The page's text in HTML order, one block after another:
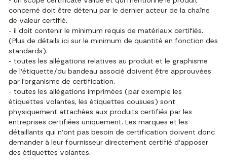
concerné doit être détenu par le dernier acteur de la chaîne
de valeur certifié.
- il doit contenir le minimum requis de matériaux certifiés.
(Plus de détails ici sur le minimum de quantité en fonction des
standards).
- toutes les allégations relatives au produit et le graphisme
de l'étiquette/du bandeau associé doivent être approuvées
par l’organisme de certification.
- toutes les allégations imprimées (par exemple les
étiquettes volantes, les étiquettes cousues) sont
physiquement attachées aux produits certifiés par les
entreprises certifiées uniquement. Les marques et les
détaillants qui n'ont pas besoin de certification doivent donc
demander à leur fournisseur directement certifié d'apposer
des étiquettes volantes.